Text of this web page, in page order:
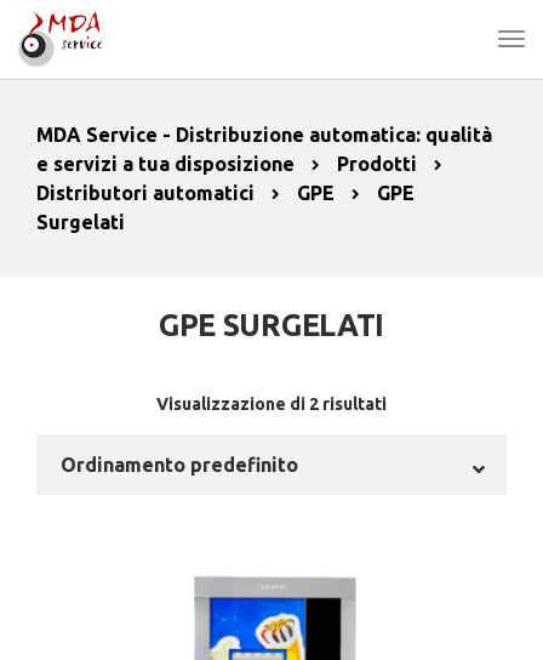
MDA Service - Distribuzione automatica: qualità
e servizi a tua disposizione
Prodotti
Distributori automatici
GPE
GPE
Surgelati
GPE SURGELATI
Visualizzazione di 2 risultati